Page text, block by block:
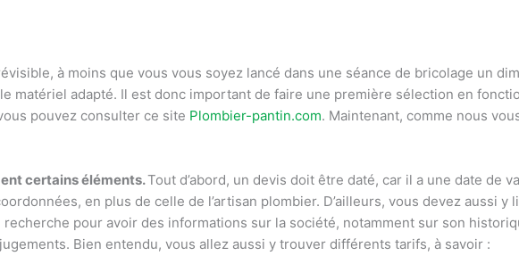
à moins que vous vous soyez lancé dans une séance de bricolage un
matériel adapté. Il est donc important de faire une première sélection en
pouvez consulter ce site Plombier-pantin.com. Maintenant, comme nous
certains éléments.Tout d’abord, un devis doit être daté, car il a une date de
en plus de celle de l’artisan plombier. D’ailleurs, vous devez aussi y
pour avoir des informations sur la société, notamment sur son
Bien entendu, vous allez aussi y trouver différents tarifs, à savoir :